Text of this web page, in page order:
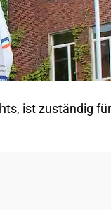
ist zuständig